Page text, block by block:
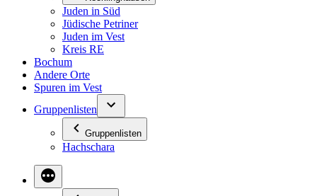
Juden in Süd
Jüdische Petriner
Juden im Vest
Kreis RE
Bochum
Andere Orte
Spuren im Vest
Gruppenlisten
Gruppenlisten
Hachschara